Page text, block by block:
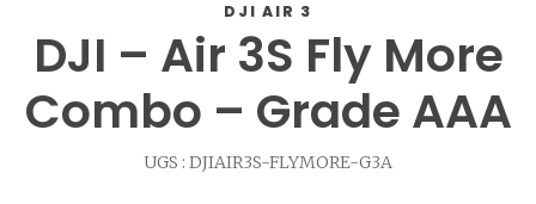
DJI AIR 3
DJI – Air 3S Fly More
Combo – Grade AAA
UGS : DJIAIR3S-FLYMORE-G3A